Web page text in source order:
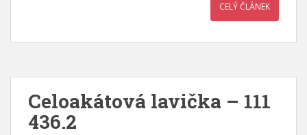
CELÝ ČLÁNEK
Celoakátová lavička – 111
436.2